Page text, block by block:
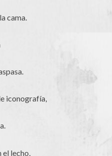
cama.
iconografía,
lecho,